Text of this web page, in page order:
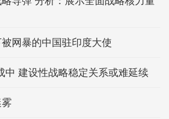
网暴的中国驻印度大使
中 建设性战略稳定关系或难延续